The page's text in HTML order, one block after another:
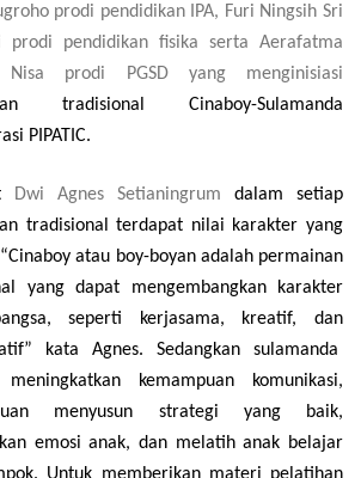
prodi pendidikan IPA, Furi Ningsih Sri
prodi pendidikan fisika serta Aerafatma
Nisa prodi PGSD yang menginisiasi
tradisional Cinaboy-Sulamanda
PIPATIC.
Dwi Agnes Setianingrum dalam setiap
tradisional terdapat nilai karakter yang
“Cinaboyatau boy-boyan adalah permainan
yang dapat mengembangkan karakter
seperti kerjasama, kreatif, dan
” kata Agnes. Sedangkan sulamanda
kemampuan komunikasi,
menyusun strategi yang baik,
emosi anak, dan melatih anak belajar